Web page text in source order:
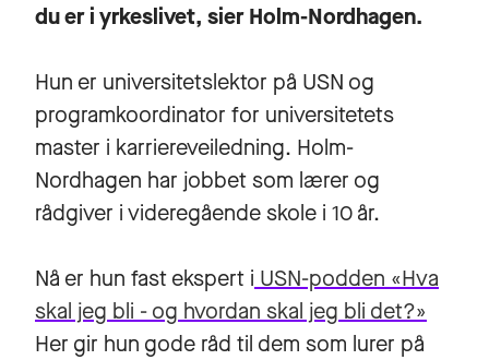
du er i yrkeslivet, sier Holm-Nordhagen.
Hun er universitetslektor på USN og
programkoordinator for universitetets
master i karriereveiledning. Holm-
Nordhagen har jobbet som lærer og
rådgiver i videregående skole i 10 år.
Nå er hun fast ekspert i USN-podden «Hva
skal jeg bli - og hvordan skal jeg bli det?»
Her gir hun gode råd til dem som lurer på